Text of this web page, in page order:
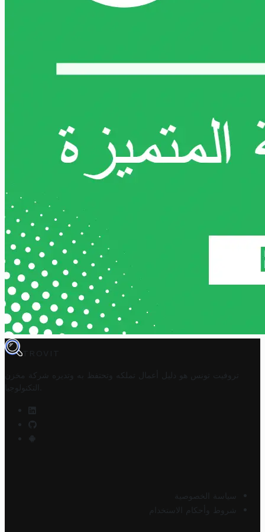
TROVIT
تروفيت تونس هو دليل أعمال تملكه وتحتفظ به وتديره
شركة مخزن
التكنولوجيا
سياسة الخصوصية
شروط وأحكام الاستخدام